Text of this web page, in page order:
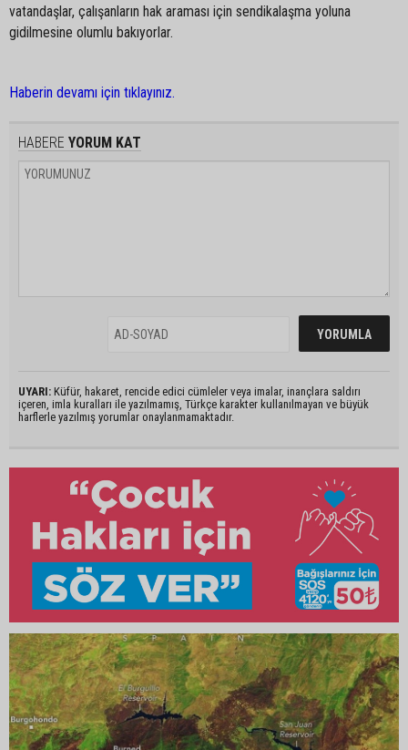
vatandaşlar, çalışanların hak araması için sendikalaşma yoluna
gidilmesine olumlu bakıyorlar.
Haberin devamı için tıklayınız.
HABERE YORUM KAT
UYARI: Küfür, hakaret, rencide edici cümleler veya imalar, inançlara saldırı
içeren, imla kuralları ile yazılmamış, Türkçe karakter kullanılmayan ve büyük
harflerle yazılmış yorumlar onaylanmamaktadır.